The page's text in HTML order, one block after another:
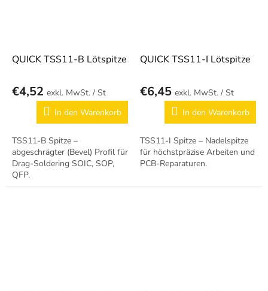
QUICK TSS11-B Lötspitze
€4,52
/ St
In den Warenkorb
TSS11-B Spitze –
abgeschrägter (Bevel) Profil für
Drag-Soldering SOIC, SOP,
QFP.
QUICK TSS11-I Lötspitze
€6,45
/ St
In den Warenkorb
TSS11-I Spitze – Nadelspitze
für höchstpräzise Arbeiten und
PCB-Reparaturen.